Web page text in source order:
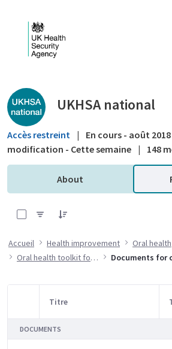
Public library - UKHSA
UKHSA national
Accès restreint | En cours - août 2018
modification - Cette semaine | 148
About
Accueil Health improvement
Oral health
Oral health toolkit for adults in care homes
Sélection d'article
Titre
DOCUMENTS